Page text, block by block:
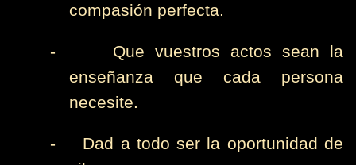
compasión perfecta.
-
Que vuestros actos sean la
enseñanza que cada persona
necesite.
-
Dad a todo ser la oportunidad de